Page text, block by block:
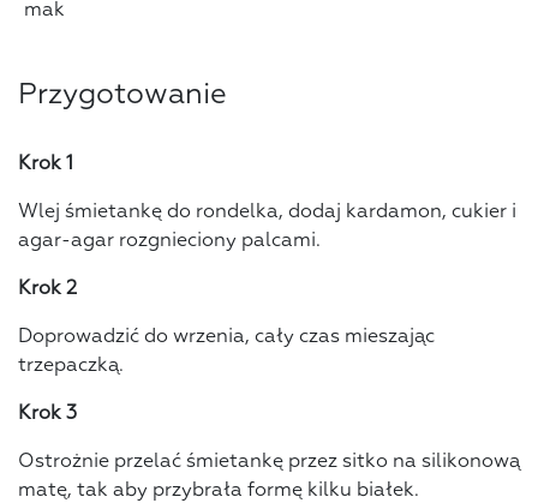
mak
Przygotowanie
Krok 1
Wlej śmietankę do rondelka, dodaj kardamon, cukier i
agar-agar rozgnieciony palcami.
Krok 2
Doprowadzić do wrzenia, cały czas mieszając
trzepaczką.
Krok 3
Ostrożnie przelać śmietankę przez sitko na silikonową
matę, tak aby przybrała formę kilku białek.